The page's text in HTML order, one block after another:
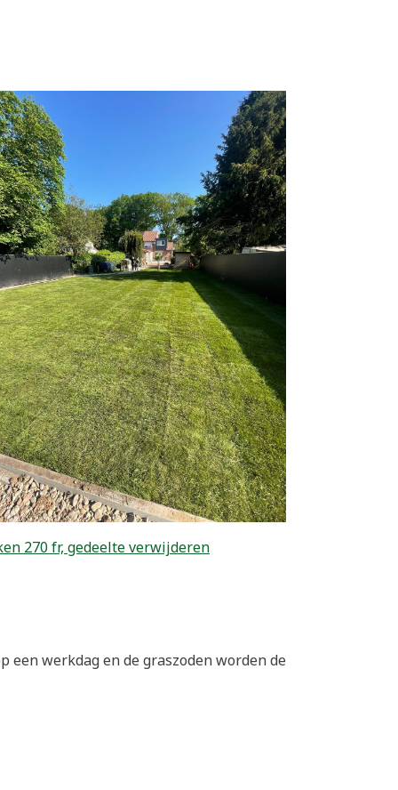
270 fr, gedeelte verwijderen
een werkdag en de graszoden worden de